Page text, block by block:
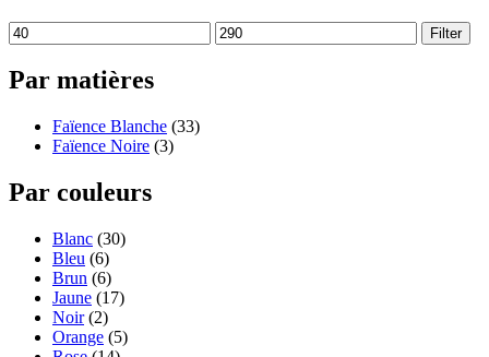
Filter
Par matières
Faïence Blanche (33)
Faïence Noire (3)
Par couleurs
Blanc (30)
Bleu (6)
Brun (6)
Jaune (17)
Noir (2)
Orange (5)